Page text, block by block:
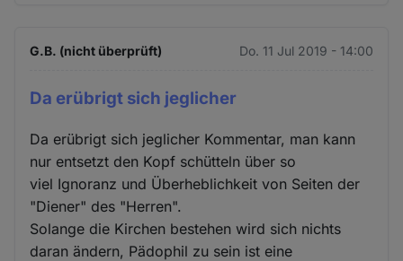
G.B. (nicht überprüft) Do. 11 Jul 2019 - 14:00
Da erübrigt sich jeglicher
Da erübrigt sich jeglicher Kommentar, man kann
nur entsetzt den Kopf schütteln über so
viel Ignoranz und Überheblichkeit von Seiten der
"Diener" des "Herren".
Solange die Kirchen bestehen wird sich nichts
daran ändern, Pädophil zu sein ist eine